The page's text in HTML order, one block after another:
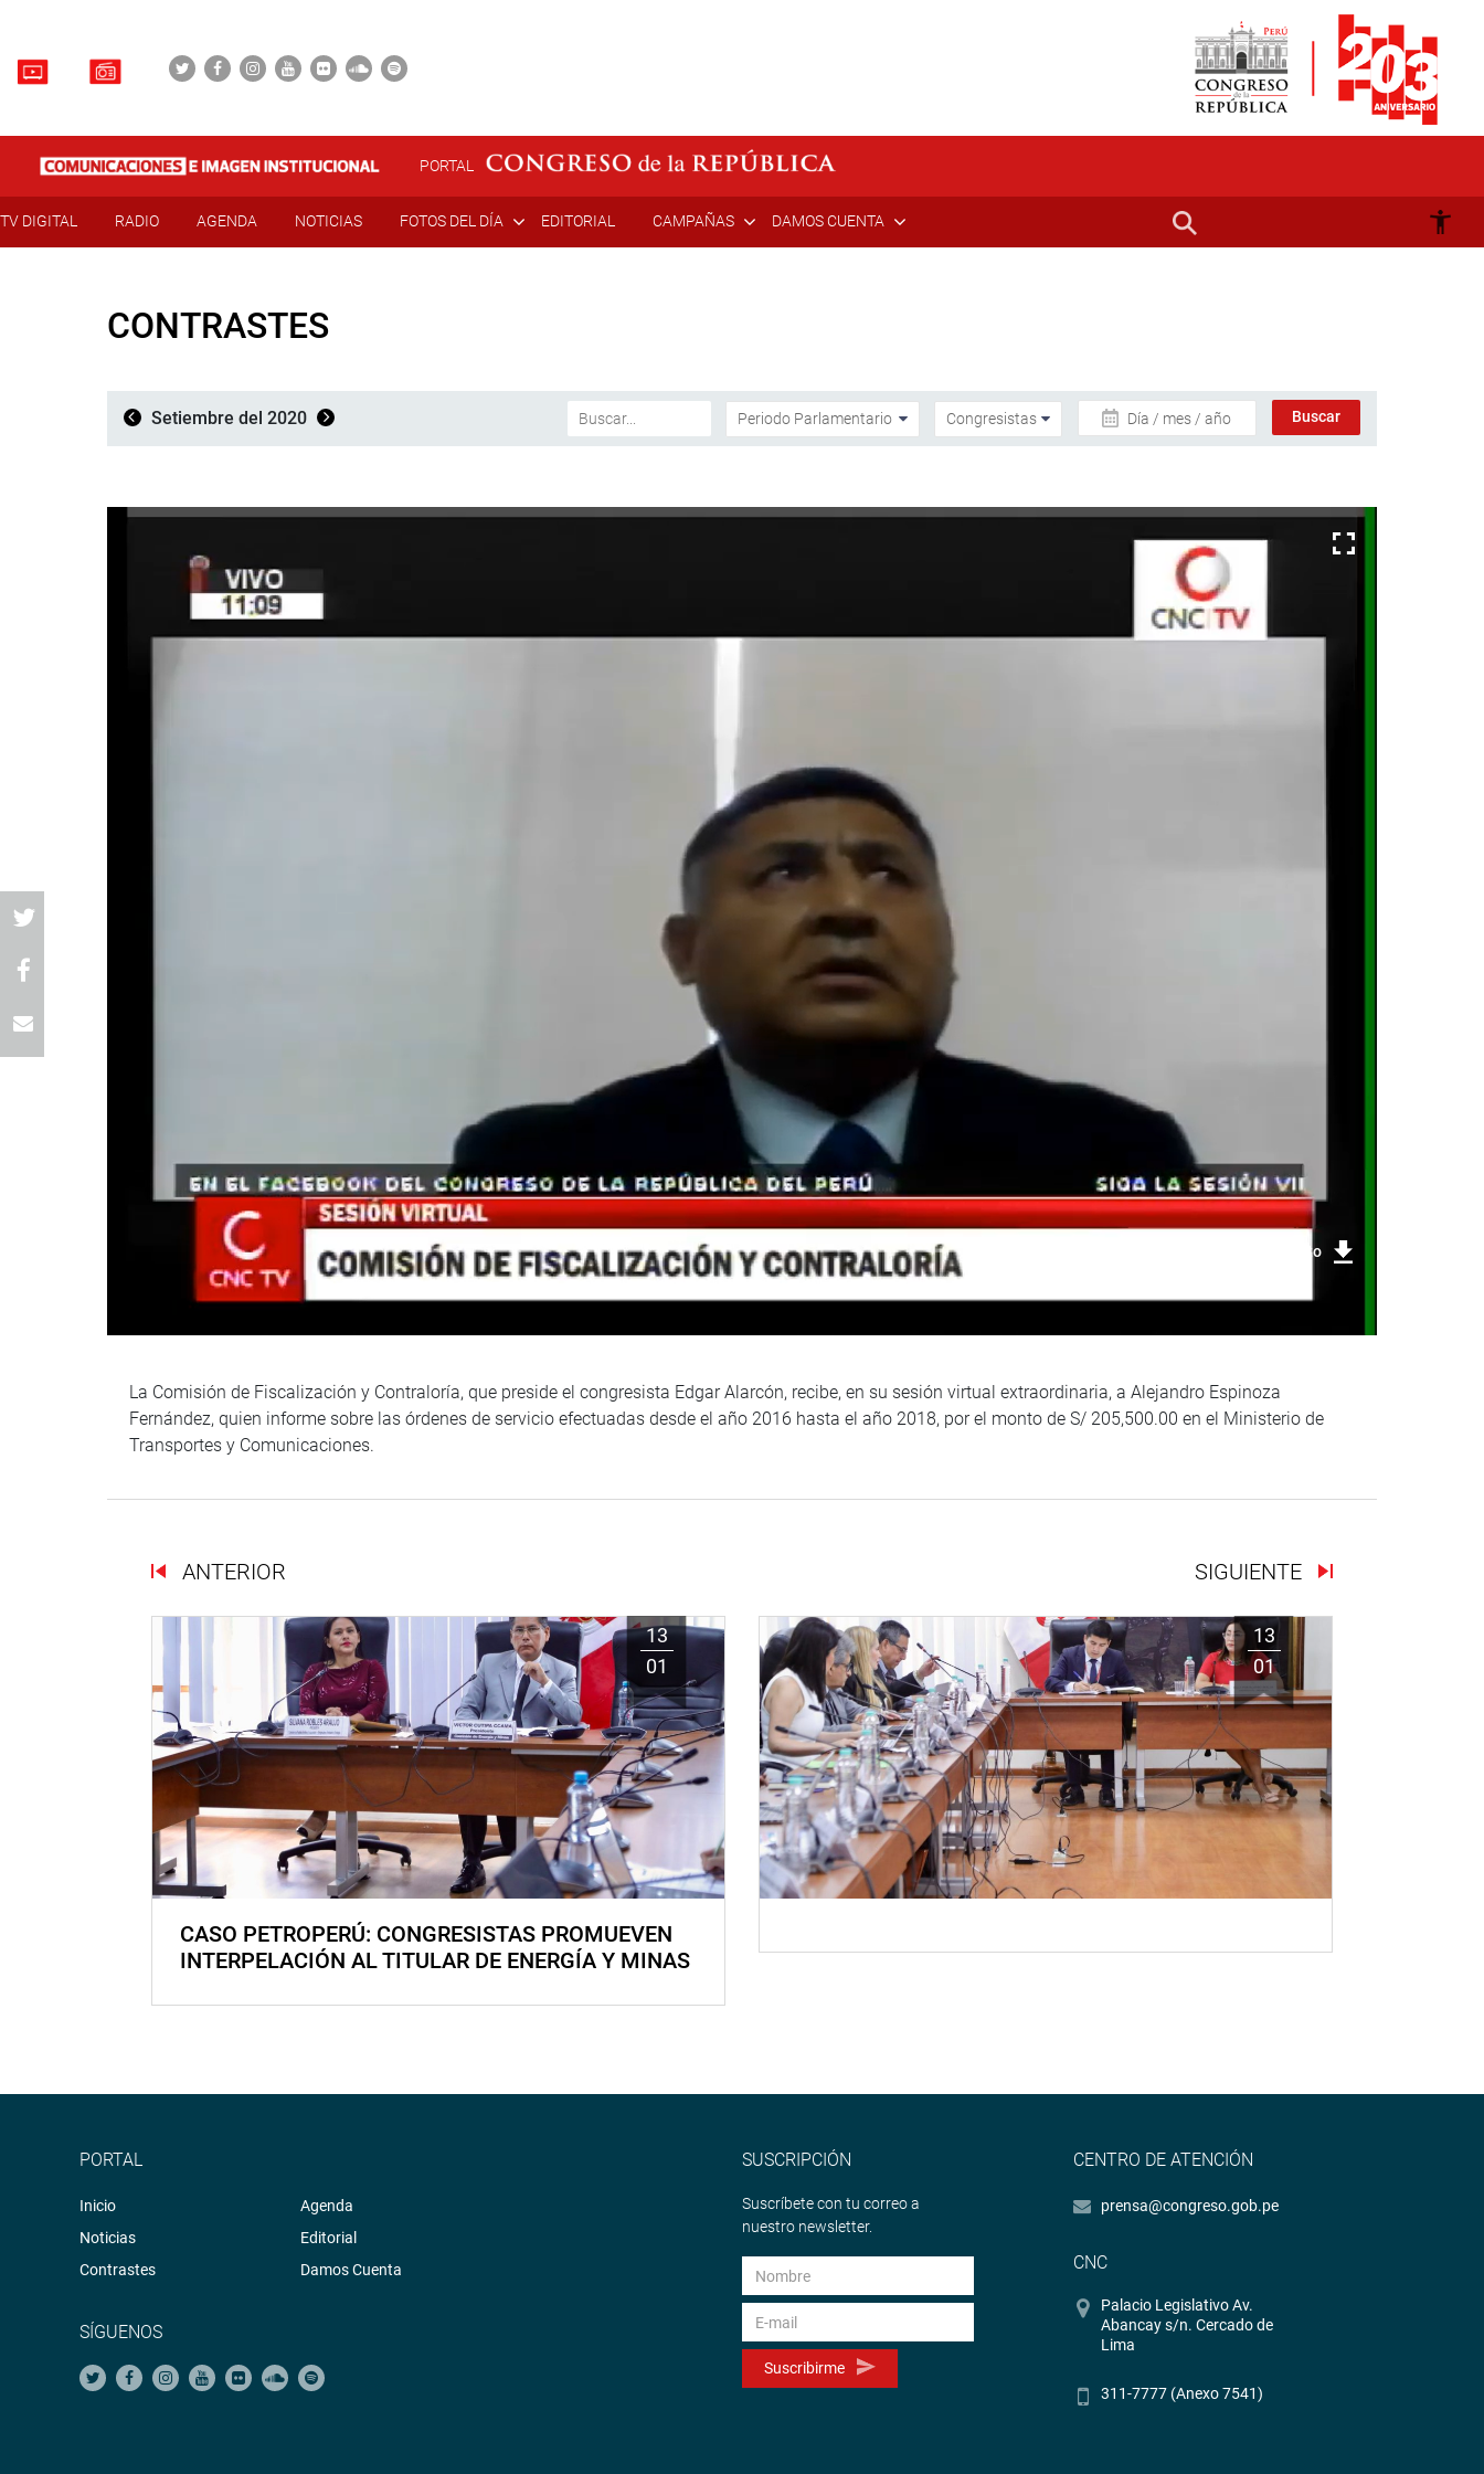
PORTAL
TV DIGITAL RADIO AGENDA NOTICIAS FOTOS DEL DÍA EDITORIAL CAMPAÑAS DAMOS CUENTA
CONTRASTES
Setiembre del 2020 Día / mes / año
Descargar foto
La Comisión de Fiscalización y Contraloría, que preside el congresista Edgar Alarcón, recibe, en su sesión virtual extraordinaria, a Alejandro Espinoza
Fernández, quien informe sobre las órdenes de servicio efectuadas desde el año 2016 hasta el año 2018, por el monto de S/ 205,500.00 en el Ministerio de
Transportes y Comunicaciones.
ANTERIOR SIGUIENTE
13
01
CASO PETROPERÚ: CONGRESISTAS PROMUEVEN
INTERPELACIÓN AL TITULAR DE ENERGÍA Y MINAS
13
01
PORTAL
Inicio
Noticias
Contrastes
Agenda
Editorial
Damos Cuenta
SÍGUENOS
SUSCRIPCIÓN
Suscríbete con tu correo a
nuestro newsletter.
Suscribirme
CENTRO DE ATENCIÓN
prensa@congreso.gob.pe
CNC
Palacio Legislativo Av.
Abancay s/n. Cercado de
Lima
311-7777 (Anexo 7541)